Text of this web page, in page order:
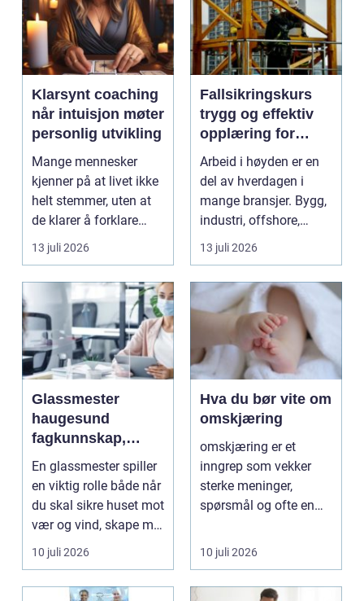
Klarsynt coaching
når intuisjon møter
personlig utvikling
Mange mennesker
kjenner på at livet ikke
helt stemmer, uten at
de klarer å forklare
hvorfor. De har ...
13 juli 2026
Fallsikringskurs
trygg og effektiv
opplæring for
arbeid i høyden
Arbeid i høyden er en
del av hverdagen i
mange bransjer. Bygg,
industri, offshore,
energi og maritim...
13 juli 2026
Glassmester
haugesund
fagkunnskap,
trygghet og gode
løsninger i glass
En glassmester spiller
en viktig rolle både når
du skal sikre huset mot
vær og vind, skape mer
lys i...
10 juli 2026
Hva du bør vite om
omskjæring
omskjæring er et
inngrep som vekker
sterke meninger,
spørsmål og ofte en
Mange l...
10 juli 2026